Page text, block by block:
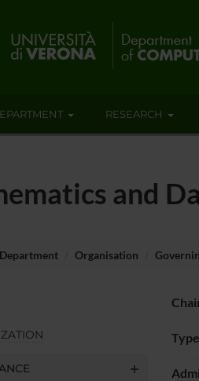
RESEARCH
and
Department Organisation